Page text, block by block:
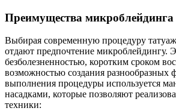
Преимущества микроблейдинга
Выбирая современную процедуру
отдают предпочтение микроблейдингу.
безболезненностью, коротким сроком
возможностью создания разнообразных
выполнения процедуры используется
насадками, которые позволяют
техники: